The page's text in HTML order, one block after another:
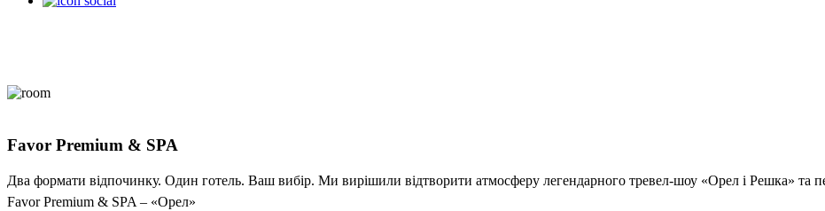
Favor Premium & SPA
Два формати відпочинку. Один готель. Ваш вибір. Ми вирішили відтворити атмосферу легендарного тревел-шоу «Орел і Решка» та
Favor Premium & SPA – «Орел»